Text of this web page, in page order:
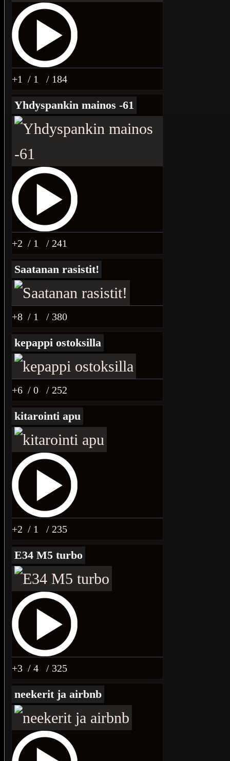
+1 / 1 / 184
Yhdyspankin mainos -61
+2 / 1 / 241
Saatanan rasistit!
+8 / 1 / 380
kepappi ostoksilla
+6 / 0 / 252
kitarointi apu
+2 / 1 / 235
E34 M5 turbo
+3 / 4 / 325
neekerit ja airbnb